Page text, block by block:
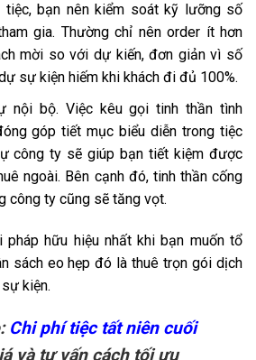
bạn nên kiểm soát kỹ lưỡng số
gia. Thường chỉ nên order ít hơn
mời so với dự kiến, đơn giản vì số
sự kiện hiếm khi khách đi đủ 100%.
nội bộ. Việc kêu gọi tinh thần tình
góp tiết mục biểu diễn trong tiệc
công ty sẽ giúp bạn tiết kiệm được
ngoài. Bên cạnh đó, tinh thần cống
công ty cũng sẽ tăng vọt.
hữu hiệu nhất khi bạn muốn tổ
sách eo hẹp đó là thuê trọn gói dịch
kiện.
Chi phí tiệc tất niên cuối
và tư vấn cách tối ưu